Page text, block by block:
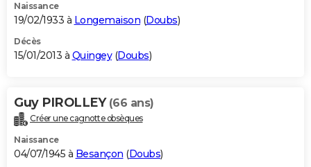
Naissance
19/02/1933 à Longemaison (Doubs)
Décès
15/01/2013 à Quingey(Doubs)
Guy PIROLLEY (66 ans)
Créer une cagnotte obsèques
Naissance
04/07/1945 à Besançon (Doubs)